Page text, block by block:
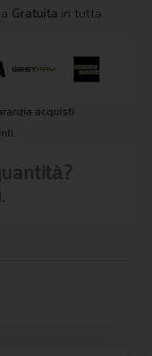
Gratuita in tutta
acquisti